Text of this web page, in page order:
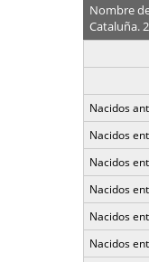
Nombre
Cataluña.
Nacidos
Nacidos
Nacidos
Nacidos
Nacidos
Nacidos